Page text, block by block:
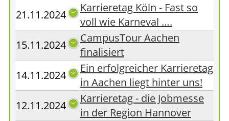
21.11.2024
Karrieretag Köln - Fast so
voll wie Karneval ….
15.11.2024
CampusTour Aachen
finalisiert
14.11.2024
Ein erfolgreicher Karrieretag
in Aachen liegt hinter uns!
12.11.2024
Karrieretag - die Jobmesse
in der Region Hannover